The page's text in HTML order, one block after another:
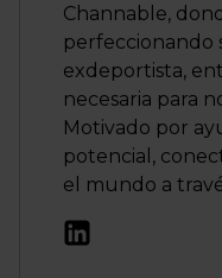
Channable,
perfeccionando
exdeportista,
necesaria para
Motivado por
potencial,
el mundo a